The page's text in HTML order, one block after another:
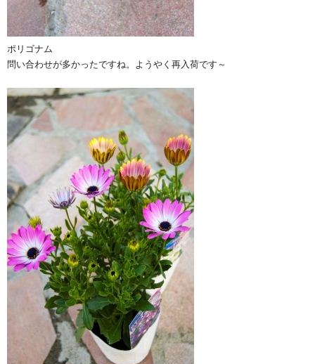
ポリゴナム
問い合わせが多かったですね。ようやく再入荷です～